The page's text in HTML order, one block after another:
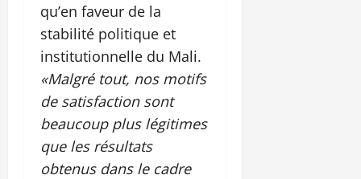
qu’en faveur de la
stabilité politique et
institutionnelle du Mali.
«Malgré tout, nos motifs
de satisfaction sont
beaucoup plus légitimes
que les résultats
obtenus dans le cadre